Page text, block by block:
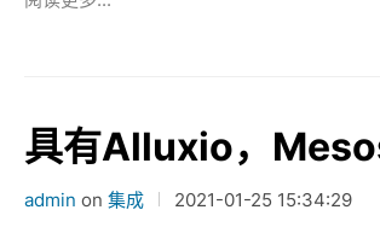
具有Alluxio，
admin on 集成 2021-01-25 15:34:29